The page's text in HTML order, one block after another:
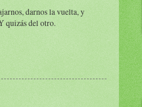
darnos la vuelta, y
quizás del otro.